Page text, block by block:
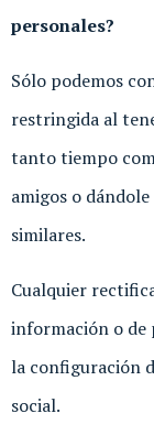
personales?
Sólo podemos
restringida al
tanto tiempo
amigos o dándole
similares.
Cualquier
información o de
la configuración
social.